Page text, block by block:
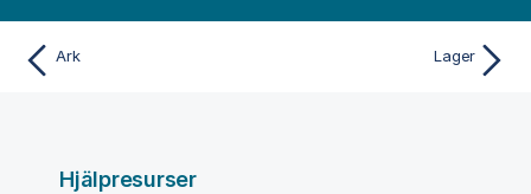
Ark Lager
Hjälpresurser